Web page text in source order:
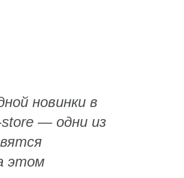
новинки в
— одни из
этом